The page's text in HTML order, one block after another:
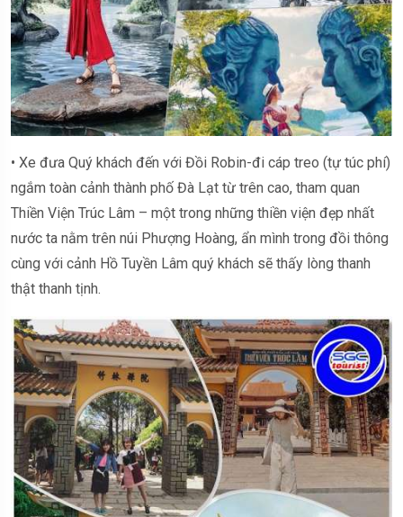
• Xe đưa Quý khách đến với Đồi Robin-đi cáp treo (tự túc phí)
ngắm toàn cảnh thành phố Đà Lạt từ trên cao, tham quan
Thiền Viện Trúc Lâm – một trong những thiền viện đẹp nhất
nước ta nằm trên núi Phượng Hoàng, ẩn mình trong đồi thông
cùng với cảnh Hồ Tuyền Lâm quý khách sẽ thấy lòng thanh
thật thanh tịnh.